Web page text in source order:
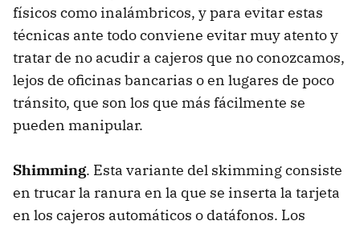
físicos como inalámbricos, y para evitar estas
técnicas ante todo conviene evitar muy atento y
tratar de no acudir a cajeros que no conozcamos,
lejos de oficinas bancarias o en lugares de poco
tránsito, que son los que más fácilmente se
pueden manipular.
Shimming. Esta variante del skimming consiste
en trucar la ranura en la que se inserta la tarjeta
en los cajeros automáticos o datáfonos. Los